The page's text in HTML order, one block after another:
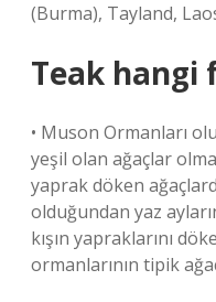
(Burma), Tayland,
Teak hangi
• Muson Ormanları
yeşil olan ağaçlar
yaprak döken
olduğundan yaz
kışın yapraklarını
ormanlarının tipik